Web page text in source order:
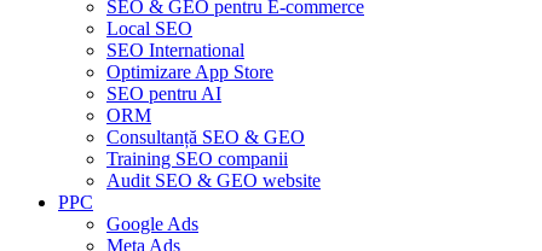
SEO & GEO pentru E-commerce
Local SEO
SEO International
Optimizare App Store
SEO pentru AI
ORM
Consultanță SEO & GEO
Training SEO companii
Audit SEO & GEO website
PPC
Google Ads
Meta Ads